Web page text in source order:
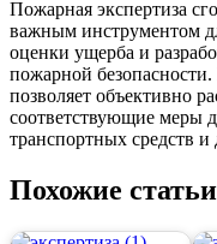
Пожарная экспертиза
важным инструментом
оценки ущерба и
пожарной безопасности.
позволяет объективно
соответствующие меры
транспортных средств
Похожие